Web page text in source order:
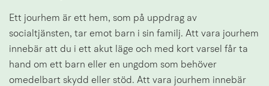
Ett jourhem är ett hem, som på uppdrag av
socialtjänsten, tar emot barn i sin familj. Att vara jourhem
innebär att du i ett akut läge och med kort varsel får ta
hand om ett barn eller en ungdom som behöver
omedelbart skydd eller stöd. Att vara jourhem innebär